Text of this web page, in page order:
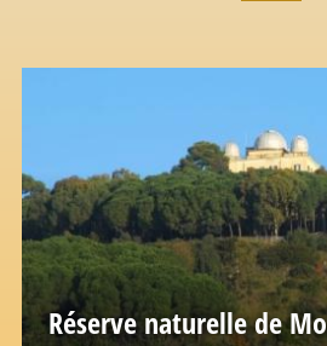
Réserve naturelle de